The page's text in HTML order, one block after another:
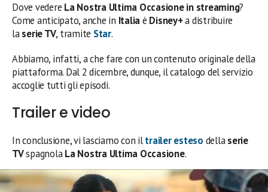
Dove vedere La Nostra Ultima Occasione in streaming?
Come anticipato, anche in Italiaè Disney+a distribuire
laserie TV, tramite Star.
Abbiamo, infatti, a che fare con un contenuto originale della
piattaforma. Dal 2 dicembre, dunque, il catalogo del servizio
accoglie tutti gli episodi.
Trailer e video
In conclusione, vi lasciamo con iltrailer esteso dellaserie
TVspagnolaLa Nostra Ultima Occasione.